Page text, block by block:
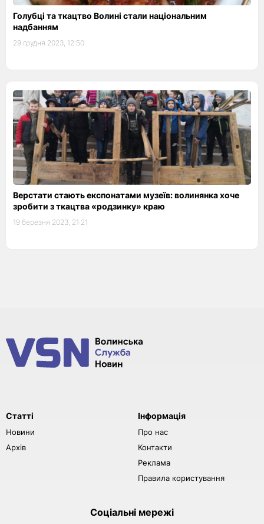
Голубці та ткацтво Волині стали національним
надбанням
29 грудня 2023, 12:50
Верстати стають експонатами музеїв: волинянка хоче
зробити з ткацтва «родзинку» краю
19 березня 2023, 21:21
Статті
Новини
Архів
Інформація
Про нас
Контакти
Реклама
Правила користування
Соціальні мережі